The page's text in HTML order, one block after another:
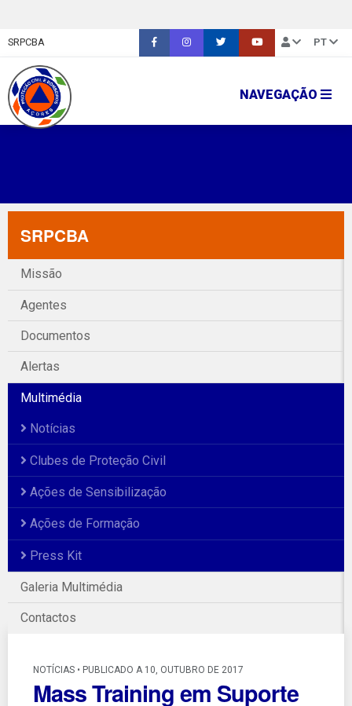
SRPCBA PT
NAVEGAÇÃO
SRPCBA
Missão
Agentes
Documentos
Alertas
Multimédia
Notícias
Clubes de Proteção Civil
Ações de Sensibilização
Ações de Formação
Press Kit
Galeria Multimédia
Contactos
NOTÍCIAS • PUBLICADO A 10, OUTUBRO DE 2017
Mass Training em Suporte